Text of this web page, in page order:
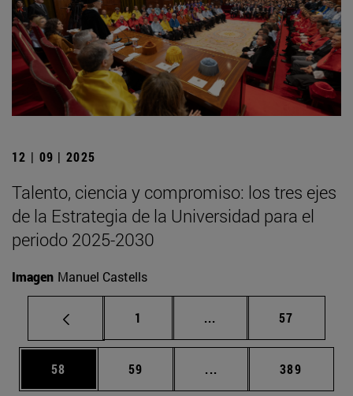
12 | 09 | 2025
Talento, ciencia y compromiso: los tres ejes
de la Estrategia de la Universidad para el
periodo 2025-2030
Imagen Manuel Castells
Página
1 ... Páginas intermedias
Página
57
Página
58 Página
59 ... Páginas intermedias
Página
389